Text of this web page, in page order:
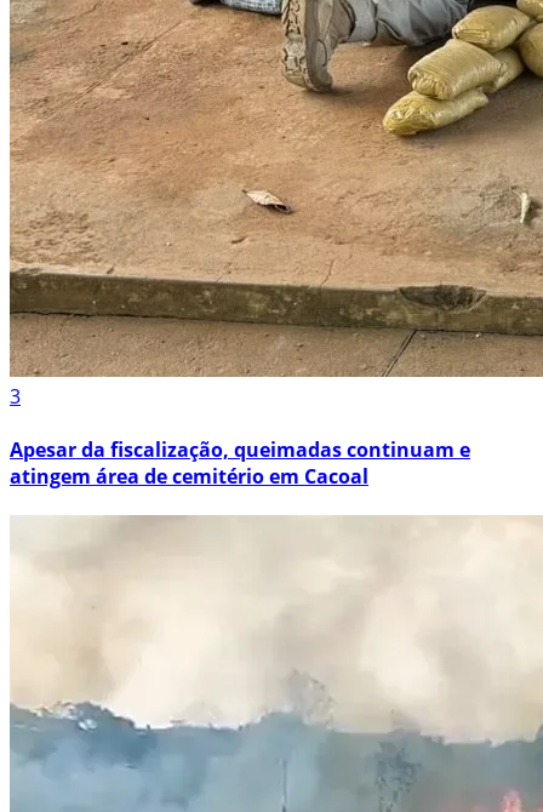
3
Apesar da fiscalização, queimadas continuam e
atingem área de cemitério em Cacoal